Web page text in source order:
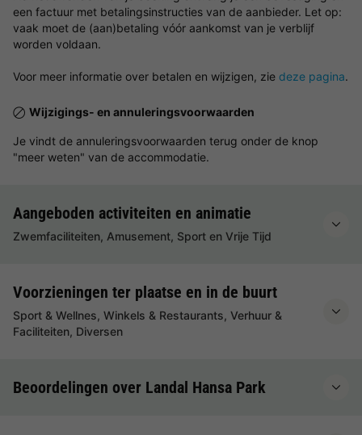
een factuur met betalingsinstructies van de aanbieder. Let op:
vaak moet de (aan)betaling vóór aankomst van je verblijf
worden voldaan.
Voor meer informatie over betalen en wijzigen, zie deze pagina.
Wijzigings- en annuleringsvoorwaarden
Je vindt de annuleringsvoorwaarden terug onder de knop
"meer weten" van de accommodatie.
Aangeboden activiteiten en animatie
Zwemfaciliteiten, Amusement, Sport en Vrije Tijd
Voorzieningen ter plaatse en in de buurt
Sport & Wellnes, Winkels & Restaurants, Verhuur &
Faciliteiten, Diversen
Beoordelingen over Landal Hansa Park